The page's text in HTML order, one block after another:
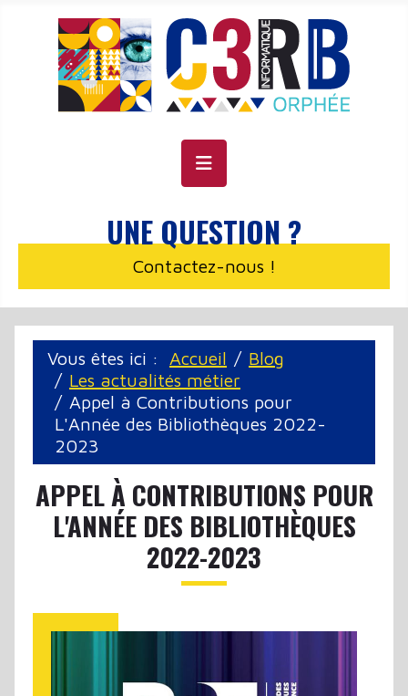
UNE QUESTION ?
Contactez-nous !
Vous êtes ici : Accueil
Blog
Les actualités métier
Appel à Contributions pour
L'Année des Bibliothèques 2022-
2023
APPEL À CONTRIBUTIONS POUR
L'ANNÉE DES BIBLIOTHÈQUES
2022-2023